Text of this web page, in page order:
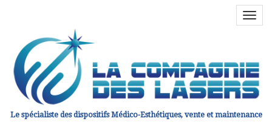
Le spécialiste des dispositifs Médico-Esthétiques, vente et maintenance
en